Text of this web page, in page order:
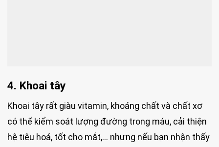
4. Khoai tây
Khoai tây rất giàu vitamin, khoáng chất và chất xơ
có thể kiểm soát lượng đường trong máu, cải thiện
hệ tiêu hoá, tốt cho mắt,… nhưng nếu bạn nhận thấy